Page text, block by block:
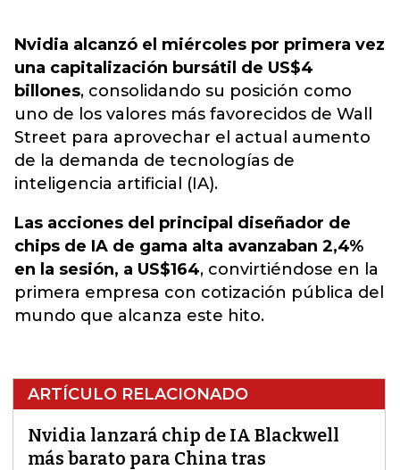
Nvidia alcanzó el miércoles por primera vez
una capitalización bursátil de US$4
billones, consolidando su posición como
uno de los valores más favorecidos de Wall
Street para aprovechar el actual aumento
de la demanda de tecnologías de
inteligencia artificial (IA).
Las acciones del principal diseñador de
chips de IA de gama alta avanzaban 2,4%
en la sesión, a US$164, convirtiéndose en la
primera empresa con cotización pública del
mundo que alcanza este hito.
ARTÍCULO RELACIONADO
Nvidia lanzará chip de IA Blackwell
más barato para China tras